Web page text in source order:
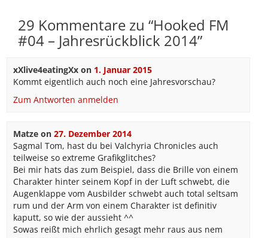
29 Kommentare zu “Hooked FM
#04 – Jahresrückblick 2014”
xXlive4eatingXxon 1. Januar 2015
Kommt eigentlich auch noch eine Jahresvorschau?
Zum Antworten anmelden
Matzeon 27. Dezember 2014
Sagmal Tom, hast du bei Valchyria Chronicles auch
teilweise so extreme Grafikglitches?
Bei mir hats das zum Beispiel, dass die Brille von einem
Charakter hinter seinem Kopf in der Luft schwebt, die
Augenklappe vom Ausbilder schwebt auch total seltsam
rum und der Arm von einem Charakter ist definitiv
kaputt, so wie der aussieht ^^
Sowas reißt mich ehrlich gesagt mehr raus aus nem